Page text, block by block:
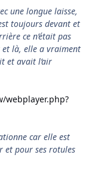
une longue laisse,
toujours devant et
ce n’était pas
et là, elle a vraiment
et avait l’air
webplayer.php?
car elle est
et pour ses rotules